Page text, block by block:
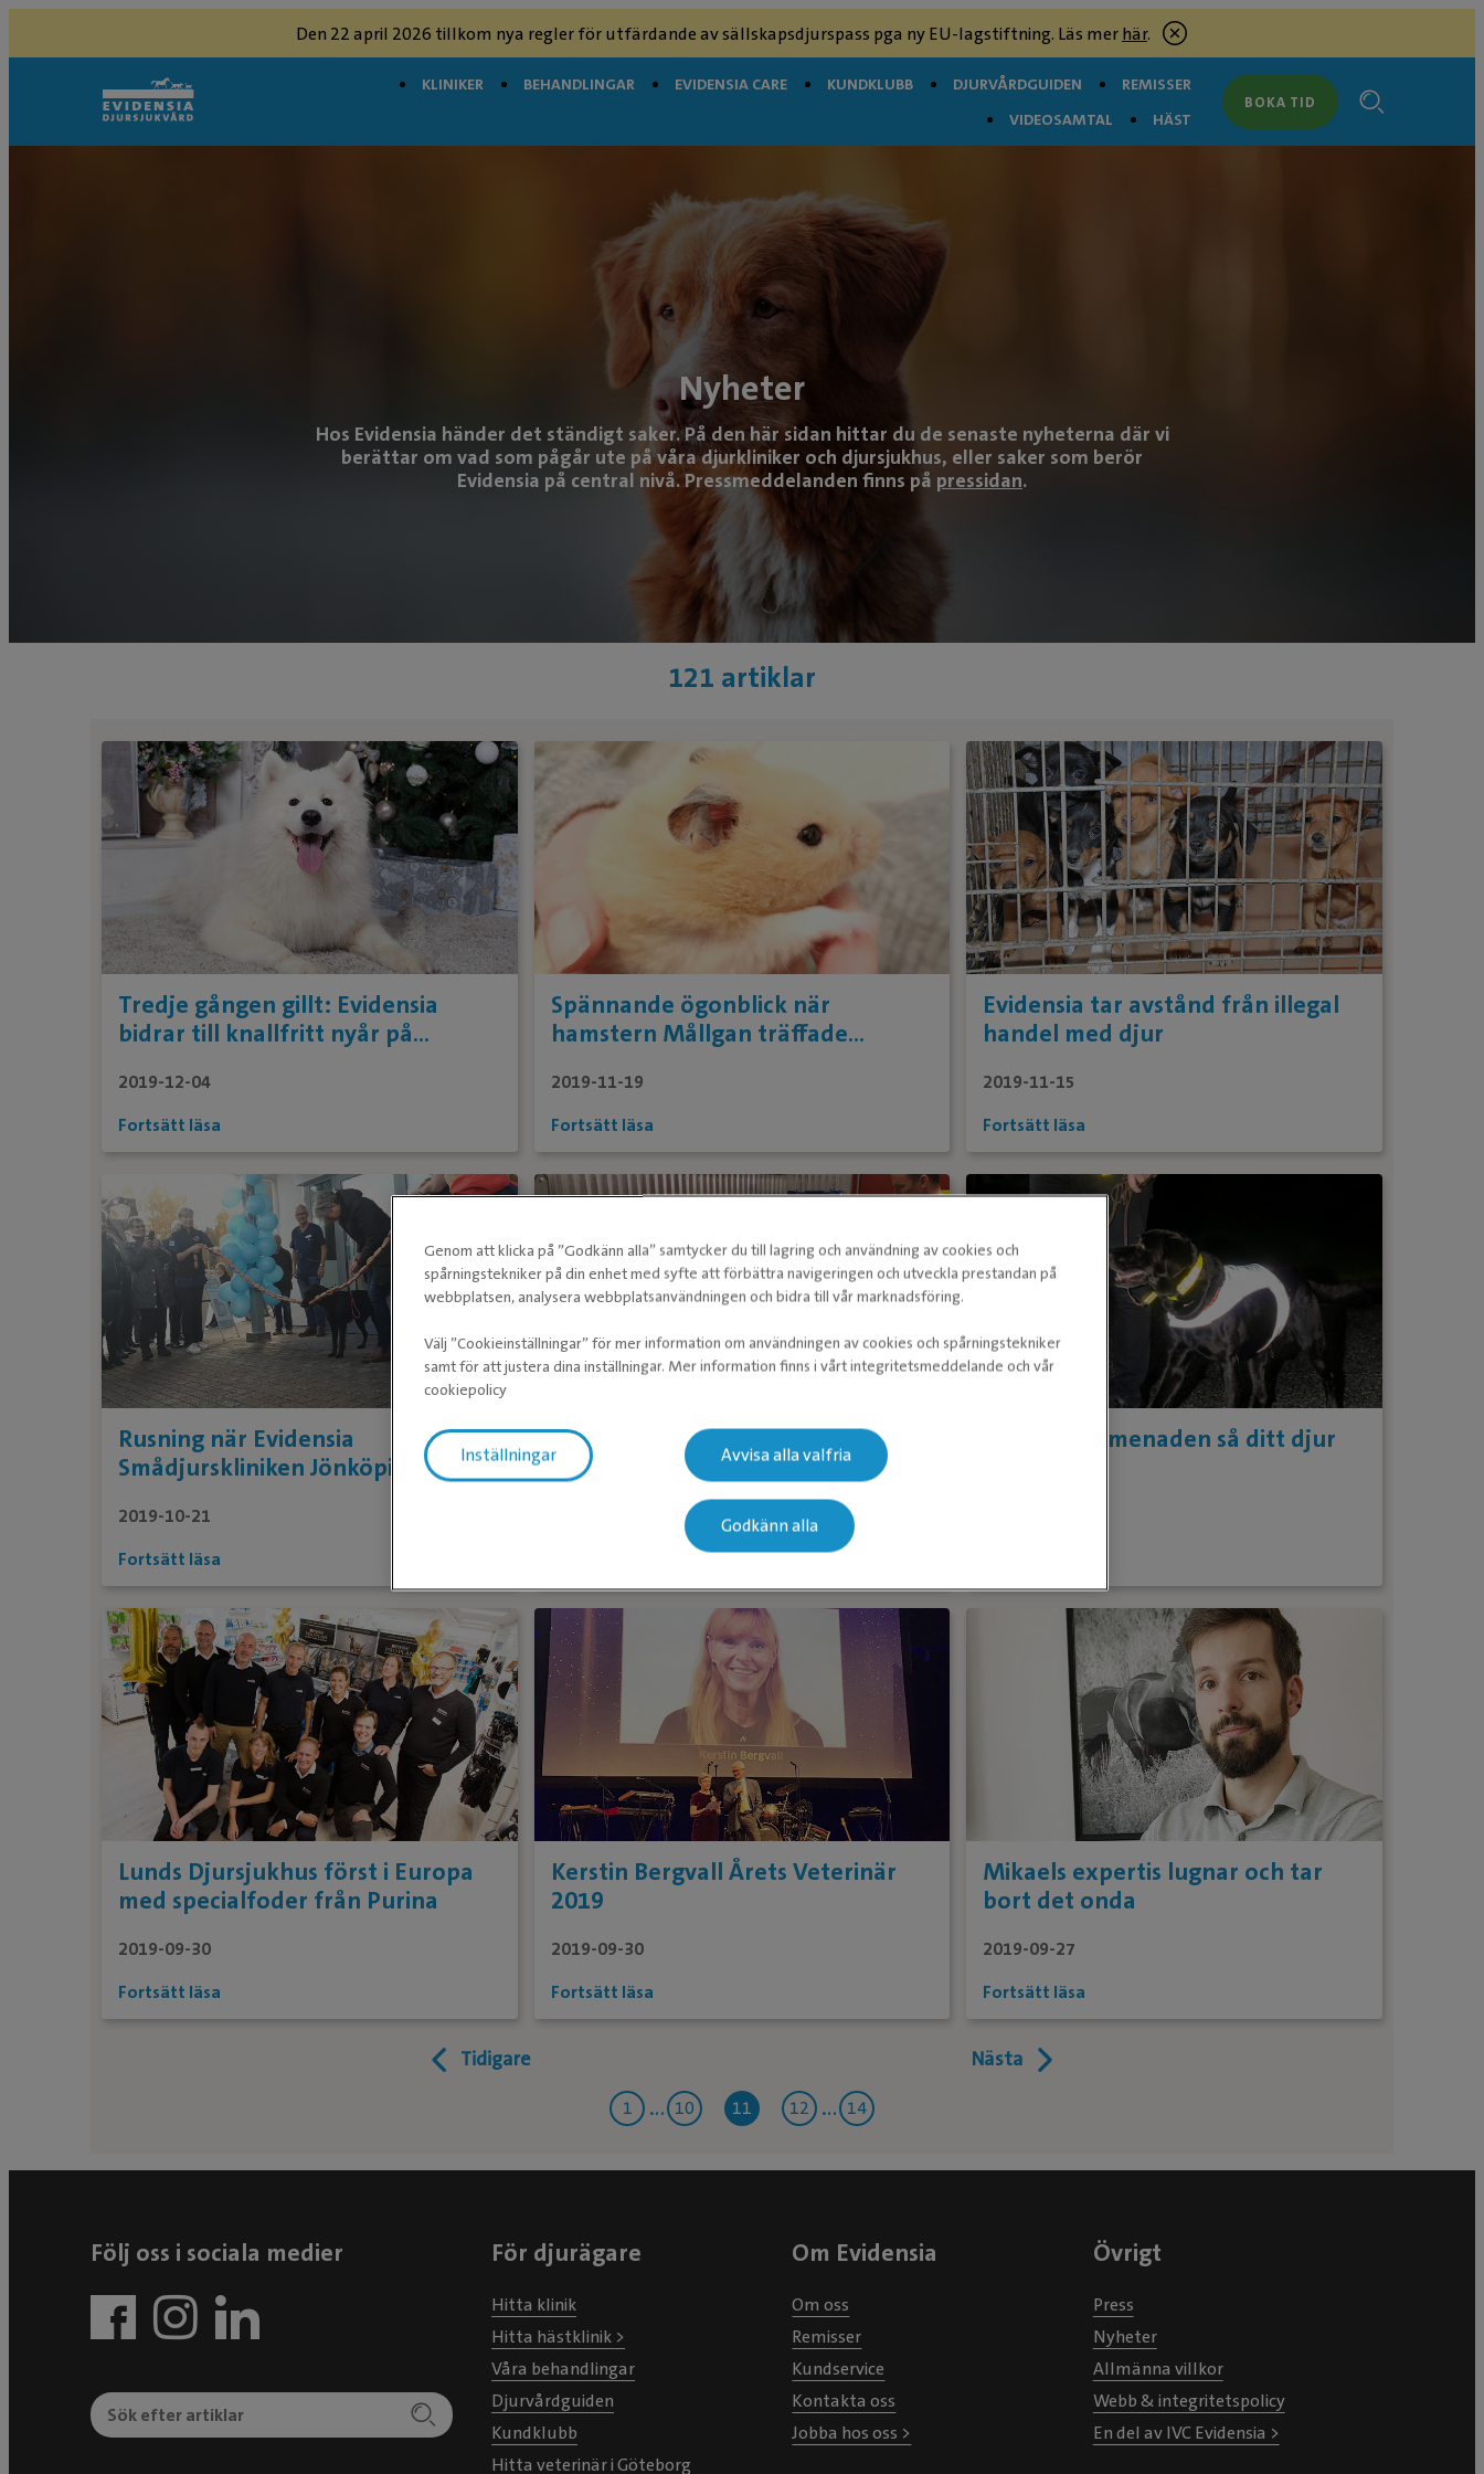
Den 22 april 2026 tillkom nya regler för utfärdande av sällskapsdjurspass pga ny EU-lagstiftning. Läs merhär.
KLINIKER BEHANDLINGAR EVIDENSIA CARE KUNDKLUBB DJURVÅRDGUIDEN
REMISSER
VIDEOSAMTAL
HÄST
BOKA TID
Nyheter
Hos Evidensia händer det ständigt saker. På den här sidan hittar du de senaste nyheterna där vi
berättar om vad som pågår ute på våra djurkliniker och djursjukhus, eller saker som berör
Evidensia på central nivå. Pressmeddelanden finns på pressidan.
121 artiklar
Tredje gången gillt: Evidensia
bidrar till knallfritt nyår på
2019-12-04
Fortsätt läsa
Spännande ögonblick när
hamstern Mållgan träffade
2019-11-19
Fortsätt läsa
Evidensia tar avstånd från illegal
handel med djur
2019-11-15
Fortsätt läsa
Rusning när Evidensia
Smådjurskliniken Jönköping
2019-10-21
Fortsätt läsa
Förstklassig djurtandvård genom
avancerad teknik
Lys upp promenaden så ditt djur
Lunds Djursjukhus först i Europa
med specialfoder från Purina
2019-09-30
Fortsätt läsa
Kerstin Bergvall Årets Veterinär
2019
2019-09-30
Fortsätt läsa
Mikaels expertis lugnar och tar
bort det onda
2019-09-27
Fortsätt läsa
Tidigare Nästa
1 10 11 12 14
Följ oss i sociala medier För djurägare
Hitta klinik
Hitta hästklinik >
Våra behandlingar
Djurvårdguiden
Kundklubb
Hitta veterinär i Göteborg
Om Evidensia
Om oss
Remisser
Kundservice
Kontakta oss
Jobba hos oss >
Övrigt
Press
Nyheter
Allmänna villkor
Webb & integritetspolicy
En del av IVC Evidensia >
Genom att klicka på ”Godkänn alla” samtycker du till lagring och användning av cookies och
spårningstekniker på din enhet med syfte att förbättra navigeringen och utveckla prestandan på
webbplatsen, analysera webbplatsanvändningen och bidra till vår marknadsföring.
Välj ”Cookieinställningar” för mer information om användningen av cookies och spårningstekniker
samt för att justera dina inställningar. Mer information finns i vårt integritetsmeddelande och vår
cookiepolicy
Inställningar Avvisa alla valfria
Godkänn alla